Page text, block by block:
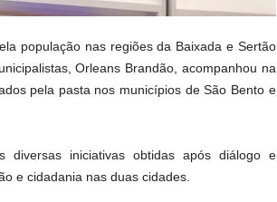
população nas regiões da Baixada e Sertão
Orleans Brandão, acompanhou na
pela pasta nos municípios de São Bento e
diversas iniciativas obtidas após diálogo e
e cidadania nas duas cidades.